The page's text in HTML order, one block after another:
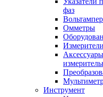
фаз
Омметры
Инструмент